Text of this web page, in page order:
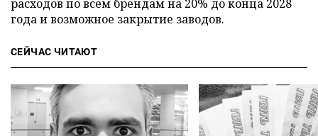
расходов по всем брендам на 20% до конца 2028
года и возможное закрытие заводов.
СЕЙЧАС ЧИТАЮТ